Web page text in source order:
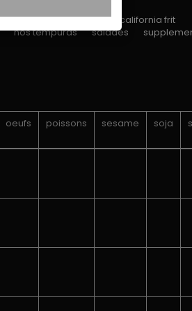
crispy california
california frit
nos tempuras salades
oeufs poissons sesame soja